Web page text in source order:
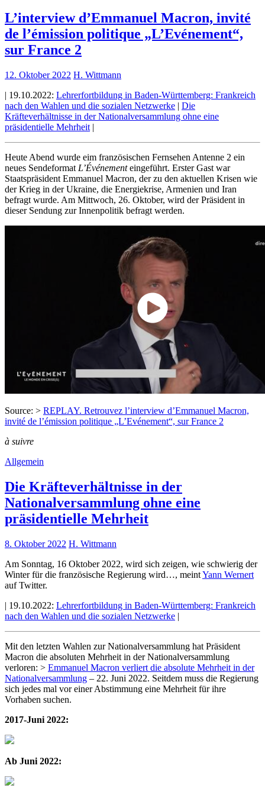
L’interview d’Emmanuel Macron, invité
de l’émission politique „L’Evénement“,
sur France 2
12. Oktober 2022 H. Wittmann
| 19.10.2022: Lehrerfortbildung in Baden-Württemberg: Frankreich
nach den Wahlen und die sozialen Netzwerke | Die
Kräfteverhältnisse in der Nationalversammlung ohne eine
präsidentielle Mehrheit |
Heute Abend wurde eim französischen Fernsehen Antenne 2 ein
neues Sendeformat L’Événementeingeführt. Erster Gast war
Staatspräsident Emmanuel Macron, der zu den aktuellen Krisen wie
der Krieg in der Ukraine, die Energiekrise, Armenien und Iran
befragt wurde. Am Mittwoch, 26. Oktober, wird der Präsident in
dieser Sendung zur Innenpolitik befragt werden.
Source: > REPLAY. Retrouvez l’interview d’Emmanuel Macron,
invité de l’émission politique „L’Evénement“, sur France 2
à suivre
Allgemein
Die Kräfteverhältnisse in der
Nationalversammlung ohne eine
präsidentielle Mehrheit
8. Oktober 2022 H. Wittmann
Am Sonntag, 16 Oktober 2022, wird sich zeigen, wie schwierig der
Winter für die französische Regierung wird…, meintYann Wernert
auf Twitter.
| 19.10.2022: Lehrerfortbildung in Baden-Württemberg: Frankreich
nach den Wahlen und die sozialen Netzwerke |
Mit den letzten Wahlen zur Nationalversammlung hat Präsident
Macron die absoluten Mehrheit in der Nationalversammlung
verloren: > Emmanuel Macron verliert die absolute Mehrheit in der
Nationalversammlung – 22. Juni 2022. Seitdem muss die Regierung
sich jedes mal vor einer Abstimmung eine Mehrheit für ihre
Vorhaben suchen.
2017-Juni 2022:
Ab Juni 2022: